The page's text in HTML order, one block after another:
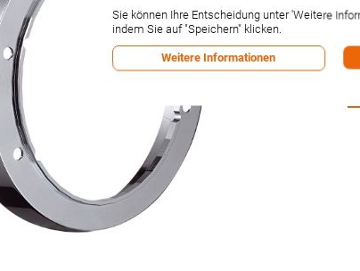
Sie können Ihre Entscheidung unter 'Weitere
indem Sie auf "Speichern" klicken.
Weitere Informationen